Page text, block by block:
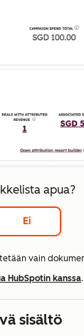
apua?
Ei
vain
HubSpotin kanssa.
sisältö